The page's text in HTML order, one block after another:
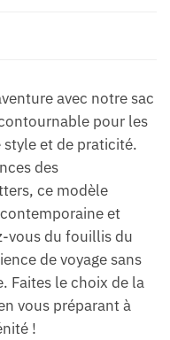
avec notre sac
pour les
et de praticité.
des
ce modèle
et
vous du fouillis du
de voyage sans
Faites le choix de la
vous préparant à
!